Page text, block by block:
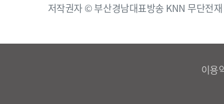
저작권자 © 부산경남대표방송 KNN 무단전
이용